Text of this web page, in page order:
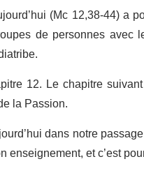
(Mc 12,38-44)
de personnes
12. Le chapitre
la Passion.
dans notre
et c’est